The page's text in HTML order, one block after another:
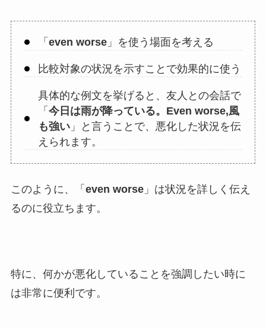
「 even worse」を使う場面を考える
比較対象の状況を示すことで効果的に使う
具体的な例文を挙げると、友人との会話で
「 今日は雨が降っている。Even worse,風
も強い」と言うことで、悪化した状況を伝
えられます。
このように、「 even worse」は状況を詳しく伝え
るのに役立ちます。
特に、何かが悪化していることを強調したい時に
は非常に便利です。